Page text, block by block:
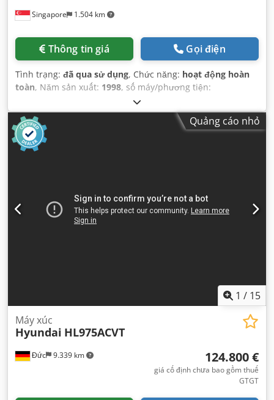
Singapore 1.504 km
Thông tin giá Gọi điện
Tình trạng: đã qua sử dụng, Chức năng: hoạt động hoàn
toàn, Năm sản xuất: 1998, số máy/phương tiện:
Quảng cáo nhỏ
1 / 15
Đức 9.339 km
Máy xúc
Hyundai HL975ACVT
124.800 €
giá cố định chưa bao gồm thuế
GTGT